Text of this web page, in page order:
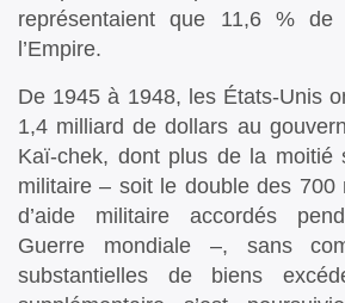
représentaient que 11,6 %
l’Empire.
De 1945 à 1948, les États-Unis
1,4 milliard de dollars au
Kaï-chek, dont plus de la moitié
militaire – soit le double des 700
d’aide militaire accordés
Guerre mondiale –, sans
substantielles de biens